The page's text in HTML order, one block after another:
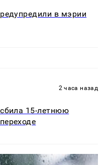
в мэрии
2 часа назад
15-летнюю